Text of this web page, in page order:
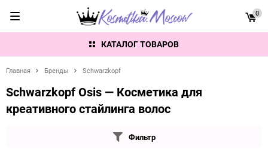
КАТАЛОГ ТОВАРОВ
0
Главная Бренды Schwarzkopf
Schwarzkopf Osis — Косметика для
креативного стайлинга волос
Фильтр